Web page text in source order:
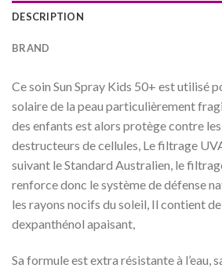
DESCRIPTION
BRAND
Ce soin Sun Spray Kids 50+ est utilisé
solaire de la peau particulièrement
des enfants est alors protège contre
destructeurs de cellules, Le filtrage
suivant le Standard Australien, le
renforce donc le système de défense
les rayons nocifs du soleil, Il contient
dexpanthénol apaisant,
Sa formule est extra résistante à l’eau,